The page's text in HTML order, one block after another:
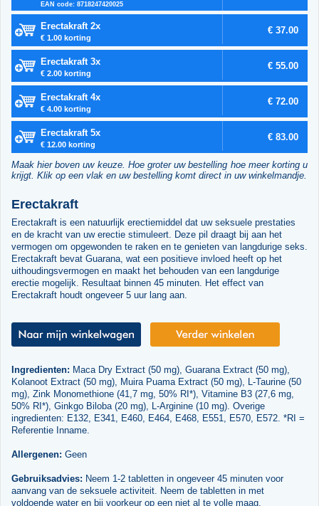
EAN code: 8718247420025
Erectakraft 2x
€ 1.00 korting
€ 37.00
Erectakraft 3x
€ 2.00 korting
€ 55.00
Erectakraft 4x
€ 4.00 korting
€ 72.00
Erectakraft 5x
€ 12.00 korting
€ 83.00
Maak hier boven uw keuze. Hoe groter uw bestelling hoe meer korting u
krijgt. Klik op een vlak en uw bestelling komt direct in uw winkelmandje.
Erectakraft
Erectakraft is een natuurlijk erectiemiddel dat uw seksuele prestaties
en de kracht van uw erectie stimuleert. Deze pil draagt bij aan het
vermogen om opgewonden te raken en te genieten van langdurige seks.
Erectakraft bevat Guarana, wat een positieve invloed heeft op het
uithoudingsvermogen en maakt het behouden van een langdurige
erectie mogelijk. Resultaat binnen 45 minuten. Het effect van
Erectakraft houdt ongeveer 5 uur lang aan.
Ingredienten: Maca Dry Extract (50 mg), Guarana Extract (50 mg),
Kolanoot Extract (50 mg), Muira Puama Extract (50 mg), L-Taurine (50
mg), Zink Monomethione (41,7 mg, 50% RI*), Vitamine B3 (27,6 mg,
50% RI*), Ginkgo Biloba (20 mg), L-Arginine (10 mg). Overige
ingredienten: E132, E341, E460, E464, E468, E551, E570, E572. *RI =
Referentie Inname.
Allergenen: Geen
Gebruiksadvies: Neem 1-2 tabletten in ongeveer 45 minuten voor
aanvang van de seksuele activiteit. Neem de tabletten in met
voldoende water en bij voorkeur op een niet al te volle maag.